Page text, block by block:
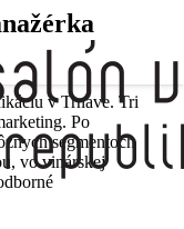
v Trnave. Tri
Po
segmentoch
vo vinárskej